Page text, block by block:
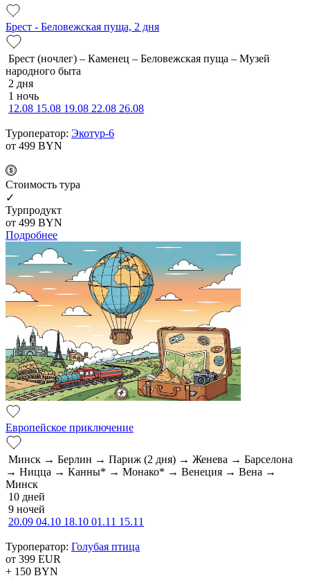
Брест - Беловежская пуща, 2 дня
Брест (ночлег) – Каменец – Беловежская пуща – Музей
народного быта
2 дня
1 ночь
12.08 15.08 19.08 22.08 26.08
Туроператор: Экотур-6
от 499 BYN
Cтоимость тура
✓
Турпродукт
от 499 BYN
Подробнее
Европейское приключение
Минск → Берлин → Париж (2 дня) → Женева → Барселона
→ Ницца → Канны* → Монако* → Венеция → Вена →
Минск
10 дней
9 ночей
20.09 04.10 18.10 01.11 15.11
Туроператор: Голубая птица
от 399 EUR
+ 150 BYN